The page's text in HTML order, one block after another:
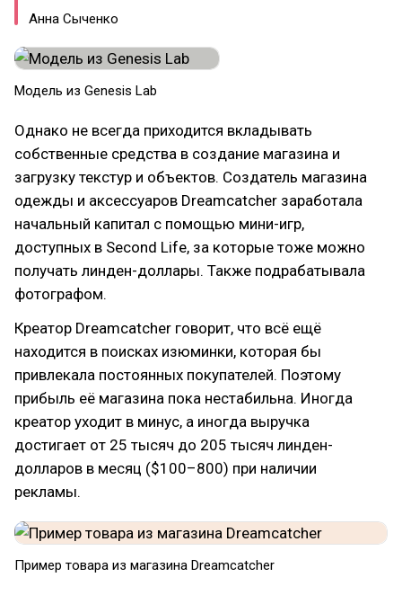
Анна Сыченко
Модель из Genesis Lab
Однако не всегда приходится вкладывать
собственные средства в создание магазина и
загрузку текстур и объектов. Создатель магазина
одежды и аксессуаров Dreamcatcher заработала
начальный капитал с помощью мини-игр,
доступных в Second Life, за которые тоже можно
получать линден-доллары. Также подрабатывала
фотографом.
Креатор Dreamcatcher говорит, что всё ещё
находится в поисках изюминки, которая бы
привлекала постоянных покупателей. Поэтому
прибыль её магазина пока нестабильна. Иногда
креатор уходит в минус, а иногда выручка
достигает от 25 тысяч до 205 тысяч линден-
долларов в месяц ($100–800) при наличии
рекламы.
Пример товара из магазина Dreamcatcher